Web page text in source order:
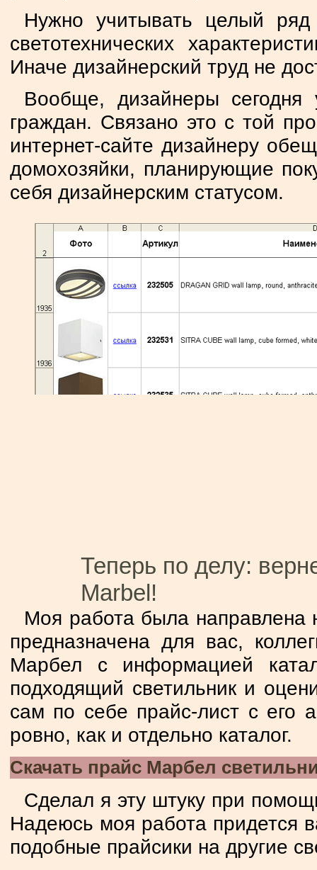
Нужно учитывать целый
светотехнических
Иначе дизайнерский труд не
Вообще, дизайнеры сегодня
граждан. Связано это с той
интернет-сайте дизайнеру
домохозяйки, планирующие
себя дизайнерским статусом.
Теперь по делу:
Marbel!
Моя работа была направлена
предназначена для вас,
Марбел с информацией
подходящий светильник и
сам по себе прайс-лист с его
ровно, как и отдельно каталог.
Скачать прайс Марбел
Сделал я эту штуку при
Надеюсь моя работа придется
подобные прайсики на другие